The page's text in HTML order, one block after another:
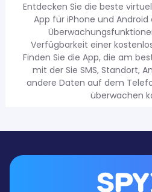
Entdecken Sie die beste
App für iPhone und
Verfügbarkeit einer
Finden Sie die App, die am
mit der Sie SMS, Standort,
andere Daten auf dem
überwachen